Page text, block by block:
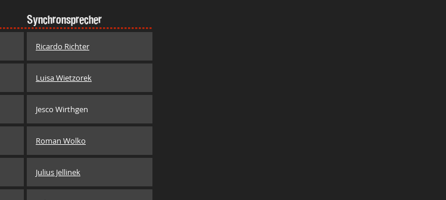
Synchronsprecher
Ricardo Richter
Luisa Wietzorek
Jesco Wirthgen
Roman Wolko
Julius Jellinek